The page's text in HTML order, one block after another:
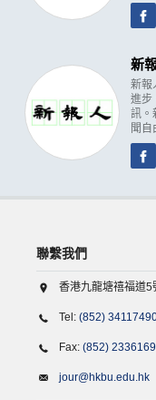
新
新報
進步
訊。
聞自
聯繫我們
香港九龍塘禧福道
Tel: (852)
Fax: (852)
jour@hkbu.edu.hk